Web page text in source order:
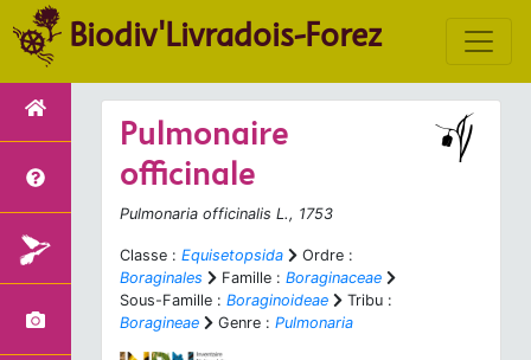
Biodiv'Livradois-Forez
Pulmonaire
officinale
Pulmonaria officinalis L., 1753
Classe : Equisetopsida
Ordre :
Boraginales
Famille : Boraginaceae
Sous-Famille : Boraginoideae
Tribu :
Boragineae
Genre : Pulmonaria